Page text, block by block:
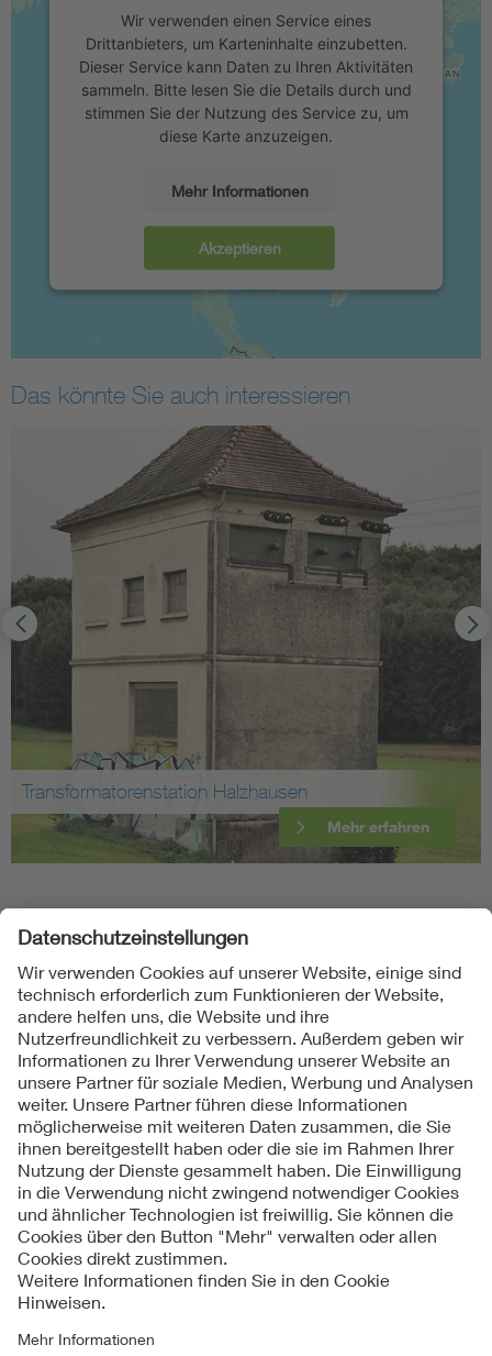
Wir verwenden einen Service eines
Drittanbieters, um Karteninhalte einzubetten.
Dieser Service kann Daten zu Ihren Aktivitäten
sammeln. Bitte lesen Sie die Details durch und
stimmen Sie der Nutzung des Service zu, um
diese Karte anzuzeigen.
Mehr Informationen
Akzeptieren
Das könnte Sie auch interessieren
Transformatorenstation Halzhausen
Mehr erfahren
Folgen Sie uns
Kontakte
Service
Impressum
Datenschutzinformationen
Cookie Hinweise